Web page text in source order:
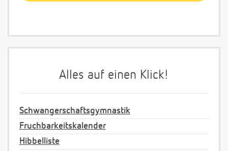
Alles auf einen Klick!
Schwangerschaftsgymnastik
Fruchbarkeitskalender
Hibbelliste